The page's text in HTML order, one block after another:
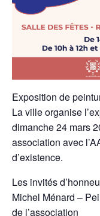
Exposition de
La ville organise
dimanche 24 mars
association avec
d’existence.
Les invités
Michel Ménard –
de l’association